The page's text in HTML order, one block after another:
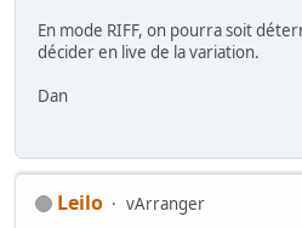
En mode RIFF, on pourra soit
décider en live de la variation.
Dan
Leilo
vArranger